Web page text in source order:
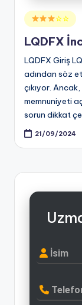
Posted
in
☆☆
LQDFX
LQDFX Giriş
adından söz
çıkıyor.
memnuniyeti
sorun dikkat
21/09/2024
İsim